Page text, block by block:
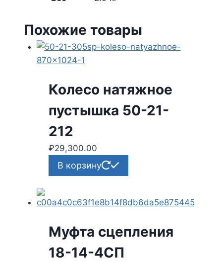
Похожие товары
Колесо натяжное
пустышка 50-21-
212
₽29,300.00
В корзину
Муфта сцепления
18-14-4СП